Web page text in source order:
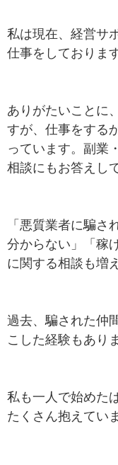
私は現在、経営サ
仕事をしております
ありがたいことに
すが、仕事をする
っています。副業
相談にもお答えし
「悪質業者に騙さ
分からない」「稼
に関する相談も増
過去、騙された仲
こした経験もあり
私も一人で始めた
たくさん抱えてい